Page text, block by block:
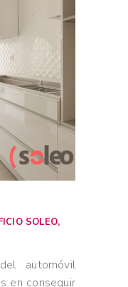
SOLEO,
automóvil
en conseguir